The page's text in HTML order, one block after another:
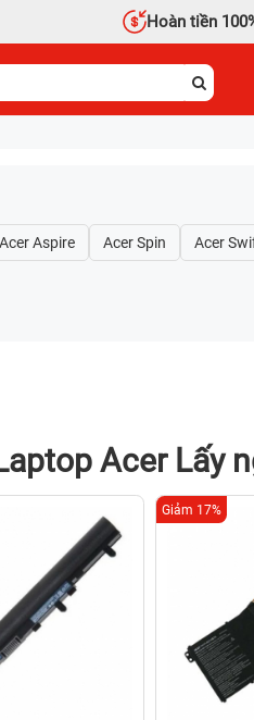
Hoàn tiền
Acer Aspire Acer Spin Acer
Acer Lấy
Giảm 17%